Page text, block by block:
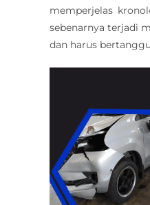
memperjelas
sebenarnya terjadi
dan harus